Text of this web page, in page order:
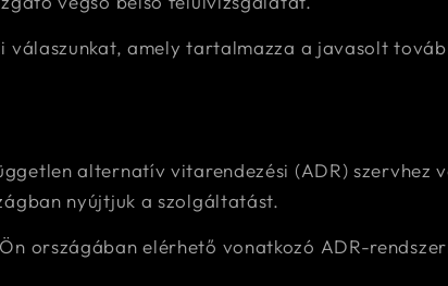
amely tartalmazza a javasolt
alternatív vitarendezési (ADR) szervhez
nyújtjuk a szolgáltatást.
országában elérhető vonatkozó ADR-